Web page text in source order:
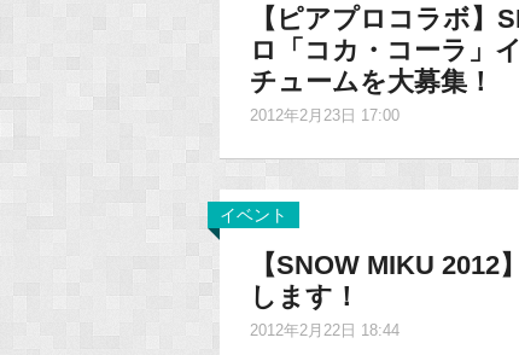
【ピアプロコラボ】
ロ「コカ・コーラ」
チュームを大募集！
2012年2月23日 17:00
イベント
【SNOW MIKU
します！
2012年2月22日 18:44